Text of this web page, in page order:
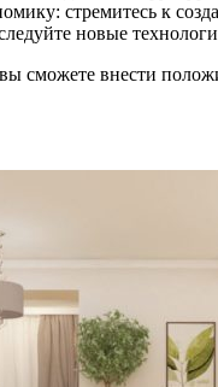
стремитесь к
новые
сможете внести